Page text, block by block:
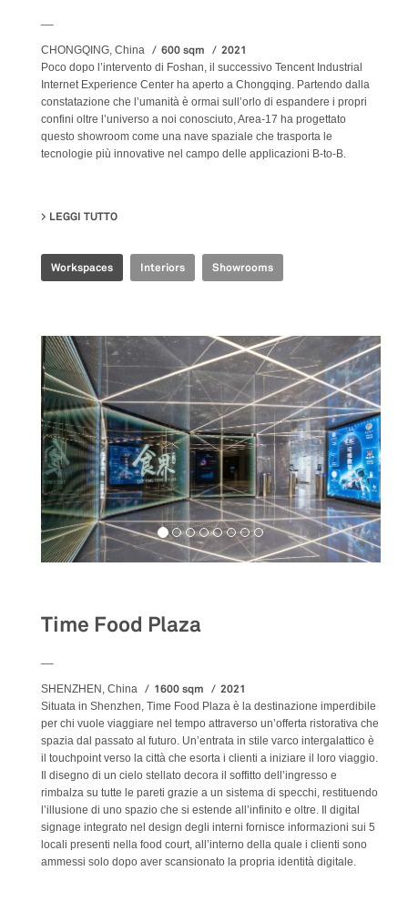
CHONGQING, China 600 sqm 2021
Poco dopo l’intervento di Foshan, il successivo Tencent Industrial
Internet Experience Center ha aperto a Chongqing. Partendo dalla
constatazione che l’umanità è ormai sull’orlo di espandere i propri
confini oltre l’universo a noi conosciuto, Area-17 ha progettato
questo showroom come una nave spaziale che trasporta le
tecnologie più innovative nel campo delle applicazioni B-to-B.
LEGGI TUTTO
Workspaces Interiors Showrooms
Time Food Plaza
SHENZHEN, China 1600 sqm 2021
Situata in Shenzhen, Time Food Plaza è la destinazione imperdibile
per chi vuole viaggiare nel tempo attraverso un’offerta ristorativa che
spazia dal passato al futuro. Un’entrata in stile varco intergalattico è
il touchpoint verso la città che esorta i clienti a iniziare il loro viaggio.
Il disegno di un cielo stellato decora il soffitto dell’ingresso e
rimbalza su tutte le pareti grazie a un sistema di specchi, restituendo
l’illusione di uno spazio che si estende all’infinito e oltre. Il digital
signage integrato nel design degli interni fornisce informazioni sui 5
locali presenti nella food court, all’interno della quale i clienti sono
ammessi solo dopo aver scansionato la propria identità digitale.